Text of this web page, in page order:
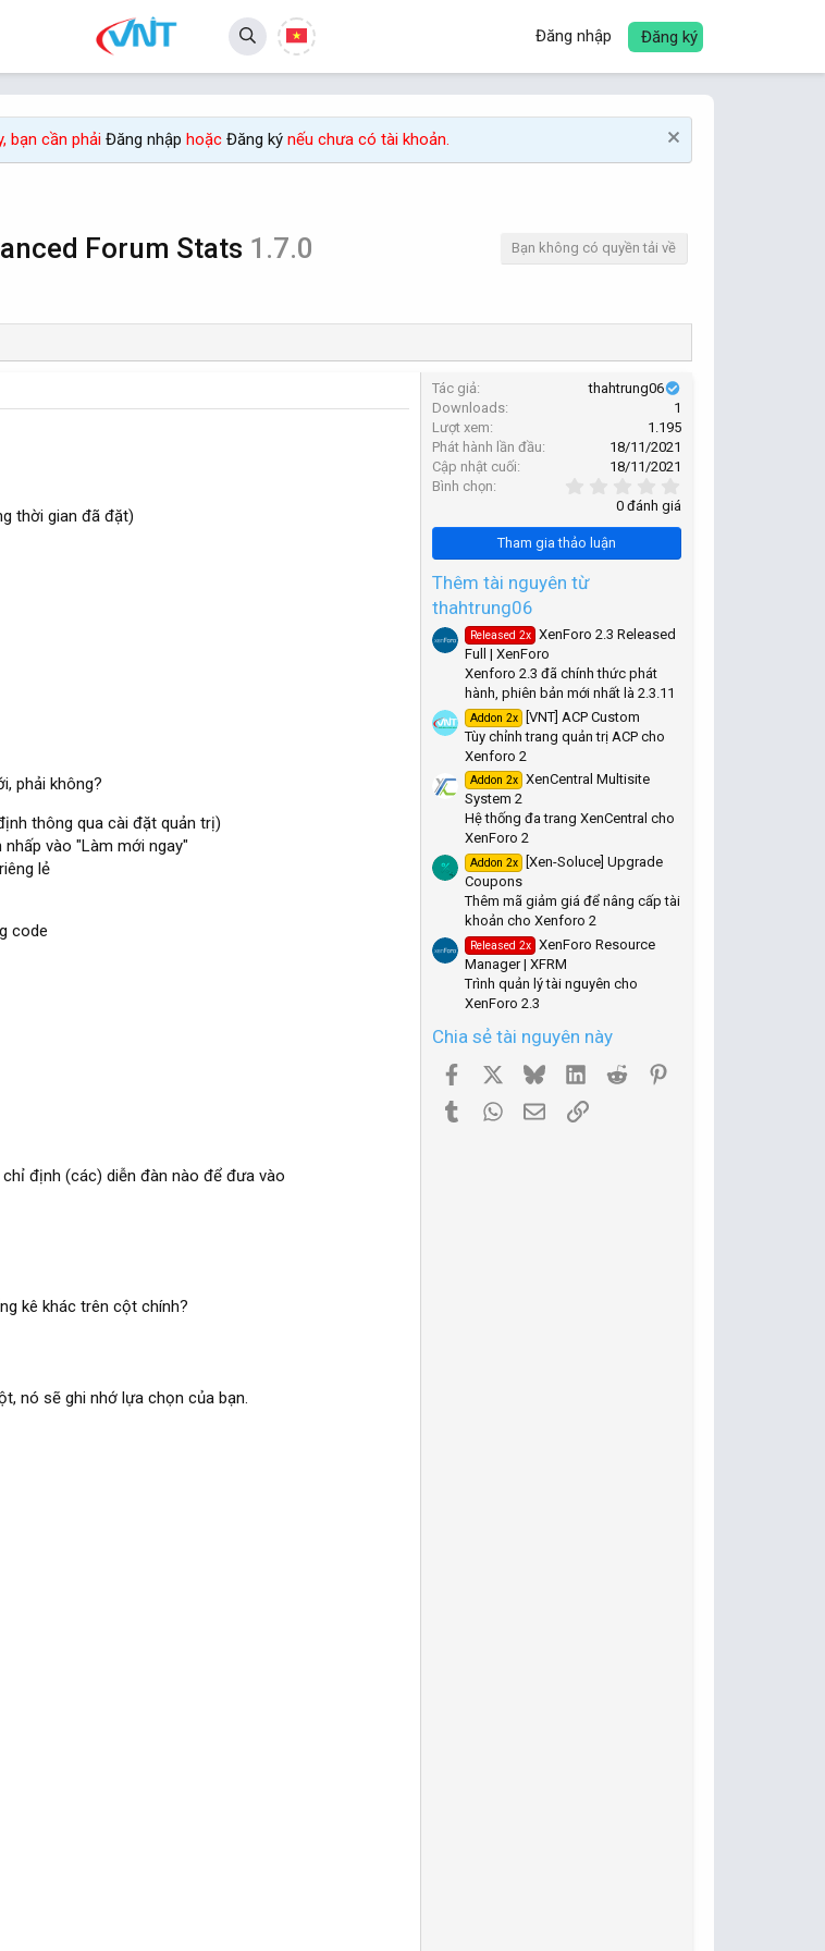
Đăng nhập Đăng ký
bạn cần phải Đăng nhập hoặc Đăng kýnếu chưa có tài khoản.
Forum Stats 1.7.0 Bạn không có quyền tải về
thời gian đã đặt)
phải không?
thông qua cài đặt quản trị)
vào "Làm mới ngay"
lẻ
code
định (các) diễn đàn nào để đưa vào
kê khác trên cột chính?
nó sẽ ghi nhớ lựa chọn của bạn.
Tác giả
thahtrung06
Downloads
1
Lượt xem
1.195
Phát hành lần đầu
18/11/2021
Cập nhật cuối
18/11/2021
Bình chọn
0
0 đánh giá
Tham gia thảo luận
Thêm tài nguyên từ
thahtrung06
Released 2x XenForo 2.3 Released
Full | XenForo
Xenforo 2.3 đã chính thức phát
hành, phiên bản mới nhất là 2.3.11
Addon 2x
[VNT] ACP Custom
Tùy chỉnh trang quản trị ACP cho
Xenforo 2
Addon 2x XenCentral Multisite
System 2
Hệ thống đa trang XenCentral cho
XenForo 2
Addon 2x
[Xen-Soluce] Upgrade
Coupons
Thêm mã giảm giá để nâng cấp tài
khoản cho Xenforo 2
Released 2x XenForo Resource
Manager | XFRM
Trình quản lý tài nguyên cho
XenForo 2.3
Chia sẻ tài nguyên này
Facebook Bluesky LinkedInReddit
TumblrWhatsApp
Email Link